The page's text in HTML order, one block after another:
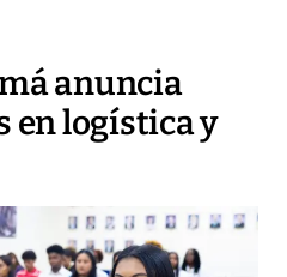
anuncia
en logística y